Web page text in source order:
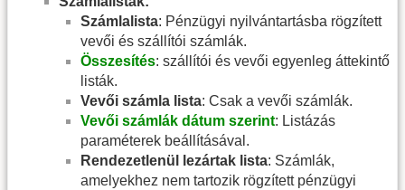
Számlalista: Pénzügyi nyilvántartásba rögzített
vevői és szállítói számlák.
Összesítés: szállítói és vevői egyenleg áttekintő
listák.
Vevői számla lista: Csak a vevői számlák.
Vevői számlák dátum szerint: Listázás
paraméterek beállításával.
Rendezetlenül lezártak lista: Számlák,
amelyekhez nem tartozik rögzített pénzügyi